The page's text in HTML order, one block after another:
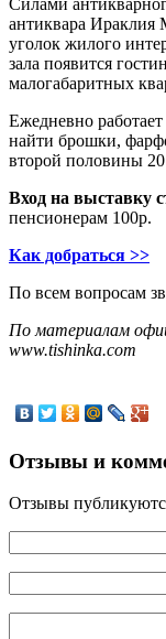
Силами
антиквара Ираклия
уголок жилого
зала появится
малогабаритных
Ежедневно
найти брошки,
второй половины 20
Вход на выставку
пенсионерам 100р.
Как добраться >>
По всем вопросам
По материалам
www.tishinka.com
Отзывы и
Отзывы